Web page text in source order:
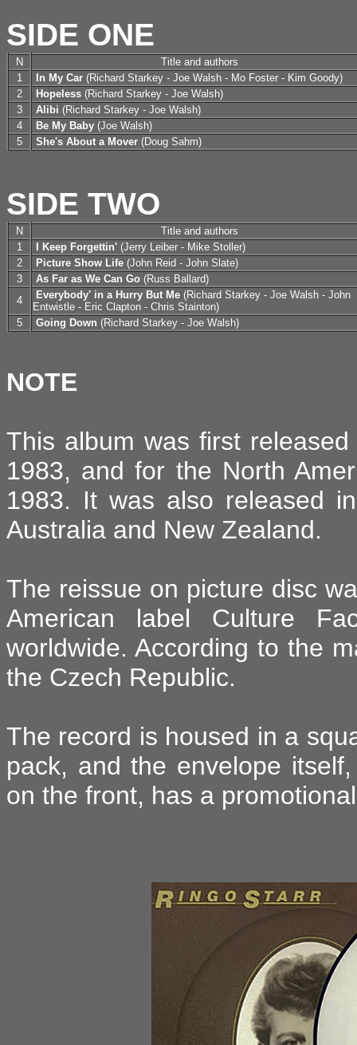
SIDE ONE
N
Title and authors
1
In My Car (Richard Starkey - Joe Walsh - Mo Foster - Kim Goody)
2
Hopeless (Richard Starkey - Joe Walsh)
3
Alibi (Richard Starkey - Joe Walsh)
4
Be My Baby (Joe Walsh)
5
She's About a Mover (Doug Sahm)
SIDE TWO
N
Title and authors
1
I Keep Forgettin' (Jerry Leiber - Mike Stoller)
2
Picture Show Life (John Reid - John Slate)
3
As Far as We Can Go (Russ Ballard)
4
Everybody' in a Hurry But Me (Richard Starkey - Joe Walsh - John
Entwistle - Eric Clapton - Chris Stainton)
5
Going Down (Richard Starkey - Joe Walsh)
NOTE
This album was first
1983, and for the North
1983. It was also released
Australia and New Zealand.
The reissue on picture disc
American label Culture
worldwide. According to the
the Czech Republic.
The record is housed in a
pack, and the envelope
on the front, has a